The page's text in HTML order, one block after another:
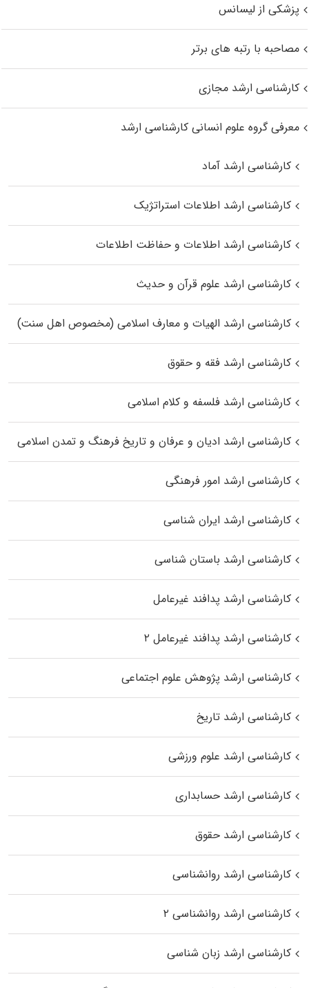
پزشکی از لیسانس
مصاحبه با رتبه های برتر
کارشناسی ارشد مجازی
معرفی گروه علوم انسانی کارشناسی ارشد
کارشناسی ارشد آماد
کارشناسی ارشد اطلاعات استراتژیک
کارشناسی ارشد اطلاعات و حفاظت اطلاعات
کارشناسی ارشد علوم قرآن و حدیث
کارشناسی ارشد الهیات و معارف اسلامی (مخصوص اهل سنت)
کارشناسی ارشد فقه و حقوق
کارشناسی ارشد فلسفه و کلام اسلامی
کارشناسی ارشد ادیان و عرفان و تاریخ فرهنگ و تمدن اسلامی
کارشناسی ارشد امور فرهنگی
کارشناسی ارشد ایران شناسی
کارشناسی ارشد باستان شناسی
کارشناسی ارشد پدافند غیرعامل
کارشناسی ارشد پدافند غیرعامل ۲
کارشناسی ارشد پژوهش علوم اجتماعی
کارشناسی ارشد تاریخ
کارشناسی ارشد علوم ورزشی
کارشناسی ارشد حسابداری
کارشناسی ارشد حقوق
کارشناسی ارشد روانشناسی
کارشناسی ارشد روانشناسی ۲
کارشناسی ارشد زبان شناسی